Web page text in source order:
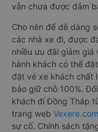
vẫn chưa được đảm
Cho nên để dễ dàng
các nhà xe đi, được
nhiều ưu đãi giảm giá
hành khách có thể
đặt vé xe khách chất
bảo giữ chỗ 100%.
khách đi Đồng Tháp
trang web Vexere.com
sự cố. Chính sách